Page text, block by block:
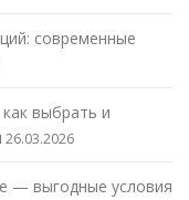
современные
выбрать и
26.03.2026
— выгодные условия